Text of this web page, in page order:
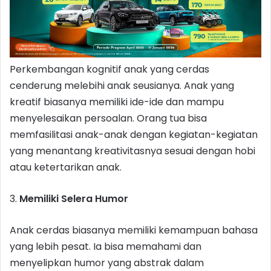
Perkembangan kognitif anak yang cerdas
cenderung melebihi anak seusianya. Anak yang
kreatif biasanya memiliki ide-ide dan mampu
menyelesaikan persoalan. Orang tua bisa
memfasilitasi anak-anak dengan kegiatan-kegiatan
yang menantang kreativitasnya sesuai dengan hobi
atau ketertarikan anak.
3. Memiliki Selera Humor
Anak cerdas biasanya memiliki kemampuan bahasa
yang lebih pesat. Ia bisa memahami dan
menyelipkan humor yang abstrak dalam